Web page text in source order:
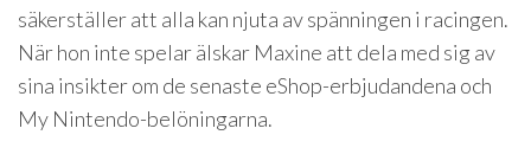
säkerställer att alla kan njuta av spänningen i racingen.
När hon inte spelar älskar Maxine att dela med sig av
sina insikter om de senaste eShop-erbjudandena och
My Nintendo-belöningarna.